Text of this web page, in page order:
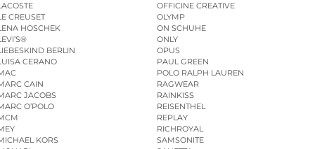
CREUSET
HOSCHEK
BERLIN
CERANO
CAIN
JACOBS
O’POLO
KORS
OFFICINE CREATIVE
OLYMP
ON SCHUHE
ONLY
OPUS
PAUL GREEN
POLO RALPH LAUREN
RAGWEAR
RAINKISS
REISENTHEL
REPLAY
RICHROYAL
SAMSONITE